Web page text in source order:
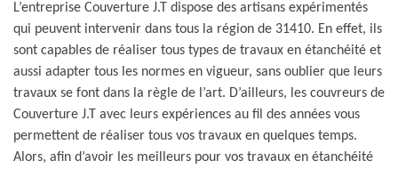
L’entreprise Couverture J.T dispose des artisans expérimentés
qui peuvent intervenir dans tous la région de 31410. En effet, ils
sont capables de réaliser tous types de travaux en étanchéité et
aussi adapter tous les normes en vigueur, sans oublier que leurs
travaux se font dans la règle de l’art. D’ailleurs, les couvreurs de
Couverture J.T avec leurs expériences au fil des années vous
permettent de réaliser tous vos travaux en quelques temps.
Alors, afin d’avoir les meilleurs pour vos travaux en étanchéité